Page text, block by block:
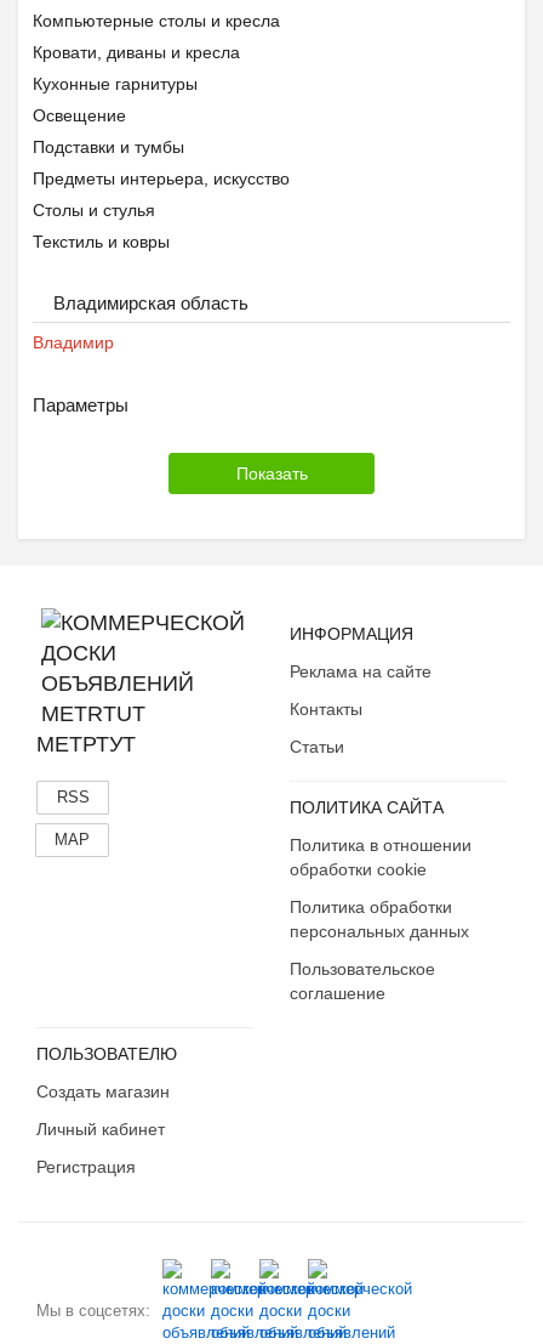
Компьютерные столы и кресла
Кровати, диваны и кресла
Кухонные гарнитуры
Освещение
Подставки и тумбы
Предметы интерьера, искусство
Столы и стулья
Текстиль и ковры
Другое
Владимирская область
Владимир
Параметры
МЕТРТУТ
RSS
MAP
ИНФОРМАЦИЯ
Реклама на сайте
Контакты
Статьи
ПОЛИТИКА САЙТА
Политика в отношении
обработки cookie
Политика обработки
персональных данных
Пользовательское
соглашение
ПОЛЬЗОВАТЕЛЮ
Создать магазин
Личный кабинет
Регистрация
Мы в соцсетях: